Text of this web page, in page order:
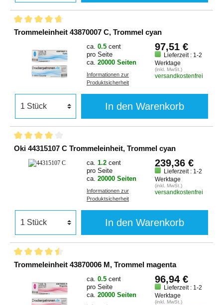
Trommeleinheit 43870007 C, Trommel cyan
ca. 0.5 cent
pro Seite
ca. 20000 Seiten
Informationen zur
Produktsicherheit
97,51 €
Lieferzeit : 1-2
Werktage
(inkl. MwSt.)
versandkostenfrei
In den Warenkorb
Oki 44315107 C Trommeleinheit, Trommel cyan
ca. 1.2 cent
pro Seite
ca. 20000 Seiten
Informationen zur
Produktsicherheit
239,36 €
Lieferzeit : 1-2
Werktage
(inkl. MwSt.)
versandkostenfrei
In den Warenkorb
Trommeleinheit 43870006 M, Trommel magenta
ca. 0.5 cent
pro Seite
ca. 20000 Seiten
96,94 €
Lieferzeit : 1-2
Werktage
(inkl. MwSt.)